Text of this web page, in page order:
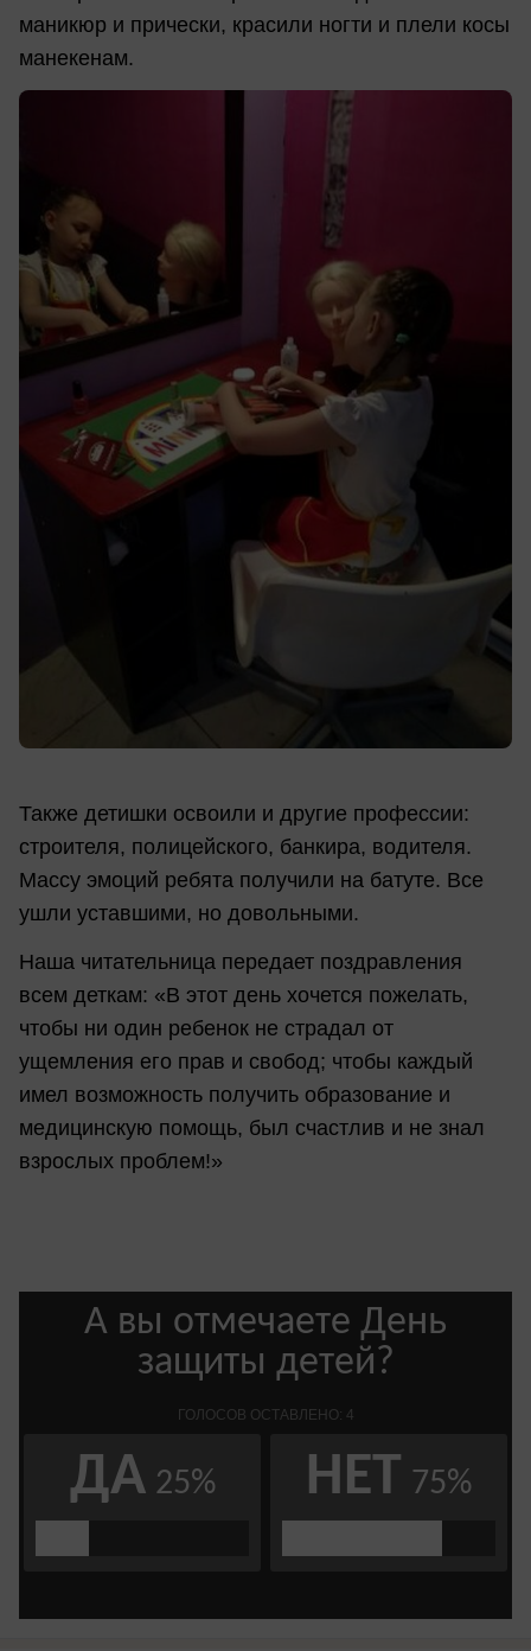
маникюр и прически, красили ногти и плели косы
манекенам.
Также детишки освоили и другие профессии:
строителя, полицейского, банкира, водителя.
Массу эмоций ребята получили на батуте. Все
ушли уставшими, но довольными.
Наша читательница передает поздравления
всем деткам: «В этот день хочется пожелать,
чтобы ни один ребенок не страдал от
ущемления его прав и свобод; чтобы каждый
имел возможность получить образование и
медицинскую помощь, был счастлив и не знал
взрослых проблем!»